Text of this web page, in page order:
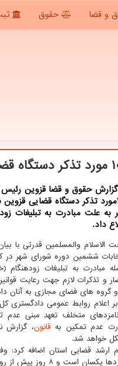
و قضا حقوق
شورای شهر
حقوق و قضا قزوین رئیس
۱۰۸مورد تذکر دستگاه قضایی
به علت مبادرت به تبلیغات
داد.
الاسلام والمسلمین قدرتی با
ششمین دوره شورای شهر در
مبادرت به تبلیغات زودهنگام
و تذکرات لازم جهت رعایت
گروه های فضای مجازی به آنان
بر اعلام روابط عمومی دادگستری
متخلف تعهد مبنی عدم
عدم تمکین بهقانون، گزارش
خواهد شد.
۸ روز پیش از روز دریافت رأی آغاز می گردد و تا ۲۴ ساعت پیش از روز دریافت رأی ادامه خواهد داشت.